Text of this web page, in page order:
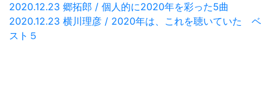
2020.12.23 郷拓郎 / 個人的に2020年を彩った5曲
2020.12.23 横川理彦 / 2020年は、これを聴いていた ベ
スト５